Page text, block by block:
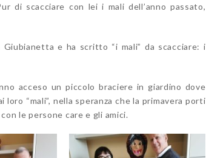
di scacciare con lei i mali dell’anno passato,
e ha scritto “i mali” da scacciare: i
acceso un piccolo braciere in giardino dove
“mali”, nella speranza che la primavera porti
le persone care e gli amici.